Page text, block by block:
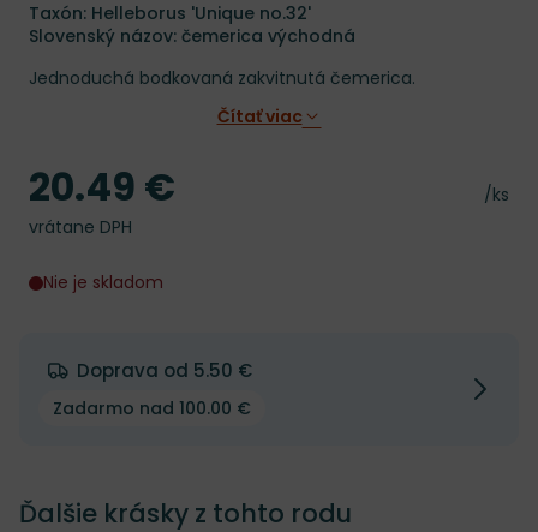
Taxón: Helleborus 'Unique no.32'
Slovenský názov: čemerica východná
Jednoduchá bodkovaná zakvitnutá čemerica.
Čítať viac
Cena
/ks
Cena
20.49 €
vrátane DPH
Nie je skladom
Doprava od 5.50 €
Zadarmo nad 100.00 €
Ďalšie krásky z tohto rodu